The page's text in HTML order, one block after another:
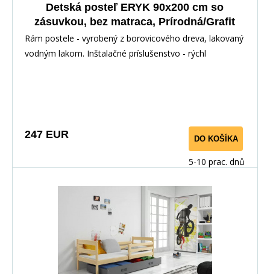
Detská posteľ ERYK 90x200 cm so
zásuvkou, bez matraca, Prírodná/Grafit
Rám postele - vyrobený z borovicového dreva, lakovaný
vodným lakom. Inštalačné príslušenstvo - rýchl
247 EUR DO KOŠÍKA
5-10 prac. dnů